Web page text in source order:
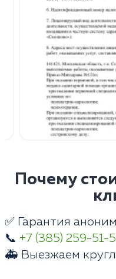
Почему
✅ Гарантия
📞 +7 (385) 259-51-
🚑 Выезжаем